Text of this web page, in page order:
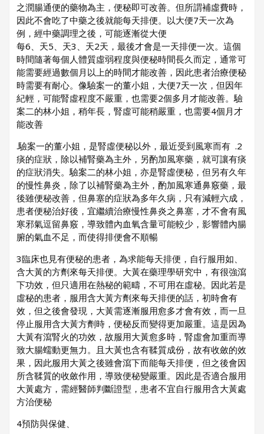
之潤腸通便的藥物為主，便秘即可改善。但所謂補虛費時，
因此不會吃了中藥之後就能每天排便。以大便7天一次為
例，經中藥調理之後，可能逐漸從大便
每6 天、5 天、3 天、2天，最後才會是一天排便一次。這個
時間隨著每個人體質虛弱程度與便秘時間長久而定，通常可
能需要經過數個月以上的時間才能改善，因此患者治療便秘
時需要有耐心。像驗案一的董小姐，大便7天一次，但因年
紀輕，可能腎虛程度不嚴重，也需要2個多月才能改善。驗
案二的林小姐，稍年長，腎虛可能稍嚴重，也需要4個月才
能改善
.2. 驗案一的董小姐，是腎虛便秘以外，最近受到風寒而有
痰的症狀，除以補腎藥為主外，另酌加風寒藥，就可讓有痰
的症狀消失。驗案二的林小姐，亦是腎虛便秘，但另有久年
的慢性鼻炎，除了以補腎藥為主外，酌加風寒通鼻竅藥，最
後雖便秘改善，但鼻塞的症狀為多年久病，只有減輕六成，
患者便秘治好後，宜繼續治療慢性鼻炎之鼻塞，才不會有風
寒邪氣逗留鼻竅，導致體內血氧含量可能較少，影響體內腸
腑的氣血不足，而使得排便會不順暢
3、臨床也見有便秘的患者，為求能每天排便，自行服用如
含大黃的方劑來每天排便。大黃在藥理學研究中，有很強瀉
下功效，但只適用在熱秘的範疇，不可用在虛秘。因此若是
虛秘的患者，服用含大黃方劑來每天排便的話，初時會有
效，但之後會發現，大黃需逐漸服用愈多才會有效，而一旦
停止服用含大黃方劑時，便秘反而變得更加嚴重。這是因為
大黃有瀉腎火的功效，故服用大黃愈多時，腎虛會加重而導
致大腸蠕動更無力。且大黃也含有鞣質成份，故有收斂的效
果，因此服用大黃之後雖會瀉下而能每天排便，但之後會因
所含鞣質的收斂作用，導致便秘變嚴重。因此是否適合服用
大黃處方，需經醫師判斷證型，患者不宜自行服用含大黃處
方治便秘
4
、預防與保健